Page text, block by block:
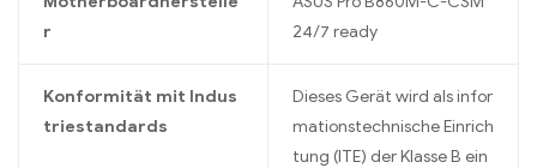
r
24/7 ready
Konformität mit Indus
triestandards
Dieses Gerät wird als infor
mationstechnische Einrich
tung (ITE) der Klasse B ein